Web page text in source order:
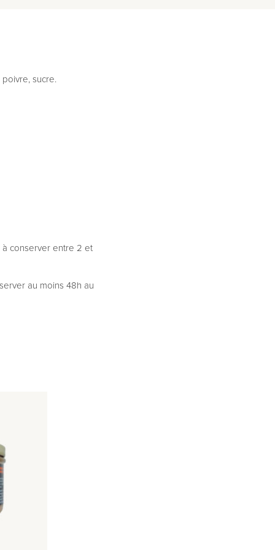
poivre, sucre.
conserver entre 2 et
au moins 48h au